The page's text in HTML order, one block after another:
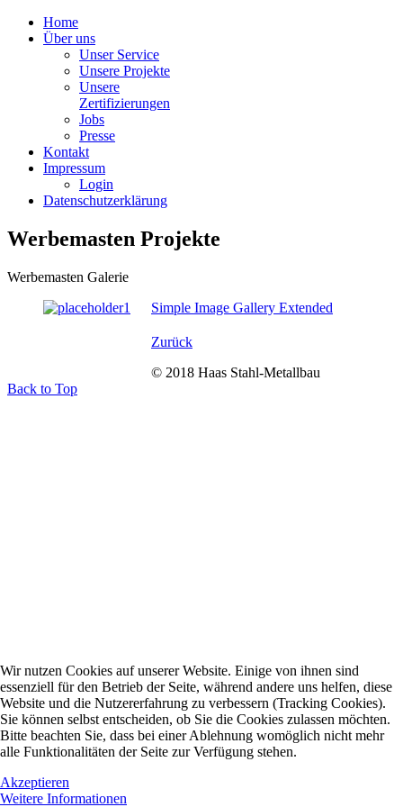
Home
Über uns
Unser Service
Unsere Projekte
Unsere
Zertifizierungen
Jobs
Presse
Kontakt
Impressum
Login
Datenschutzerklärung
Werbemasten Projekte
Werbemasten Galerie
Simple Image Gallery Extended
Zurück
© 2018 Haas Stahl-Metallbau
Back to Top
Wir nutzen Cookies auf unserer Website. Einige von ihnen sind
essenziell für den Betrieb der Seite, während andere uns helfen, diese
Website und die Nutzererfahrung zu verbessern (Tracking Cookies).
Sie können selbst entscheiden, ob Sie die Cookies zulassen möchten.
Bitte beachten Sie, dass bei einer Ablehnung womöglich nicht mehr
alle Funktionalitäten der Seite zur Verfügung stehen.
Akzeptieren
Weitere Informationen